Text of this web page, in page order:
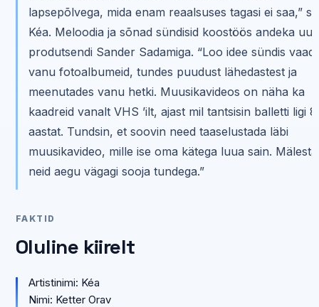
lapsepõlvega, mida enam reaalsuses tagasi ei saa,”
Kéa. Meloodia ja sõnad sündisid koostöös andeka
produtsendi Sander Sadamiga. “Loo idee sündis
vanu fotoalbumeid, tundes puudust lähedastest ja
meenutades vanu hetki. Muusikavideos on näha ka
kaadreid vanalt VHS ’ilt, ajast mil tantsisin balletti ligi 8
aastat. Tundsin, et soovin need taaselustada läbi
muusikavideo, mille ise oma kätega luua sain.
neid aegu vägagi sooja tundega.”
FAKTID
Oluline kiirelt
Artistinimi: Kéa
Nimi: Ketter Orav